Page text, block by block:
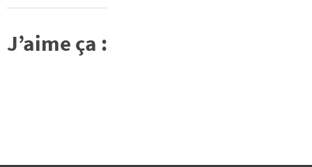
J’aime ça :